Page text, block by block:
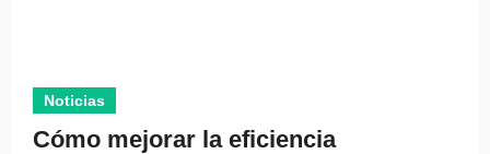
Noticias
Cómo mejorar la eficiencia